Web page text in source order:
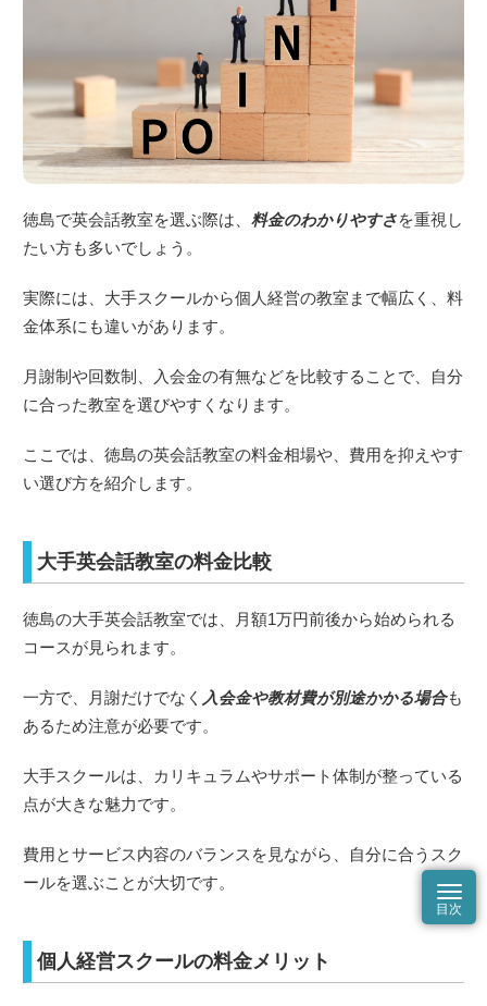
徳島で英会話教室を選ぶ際は、 料金のわかりやすさを重視し
たい方も多いでしょう。
実際には、大手スクールから個人経営の教室まで幅広く、料
金体系にも違いがあります。
月謝制や回数制、入会金の有無などを比較することで、自分
に合った教室を選びやすくなります。
ここでは、徳島の英会話教室の料金相場や、費用を抑えやす
い選び方を紹介します。
大手英会話教室の料金比較
徳島の大手英会話教室では、月額1万円前後から始められる
コースが見られます。
一方で、月謝だけでなく 入会金や教材費が別途かかる場合も
あるため注意が必要です。
大手スクールは、カリキュラムやサポート体制が整っている
点が大きな魅力です。
費用とサービス内容のバランスを見ながら、自分に合うスク
ールを選ぶことが大切です。
個人経営スクールの料金メリット